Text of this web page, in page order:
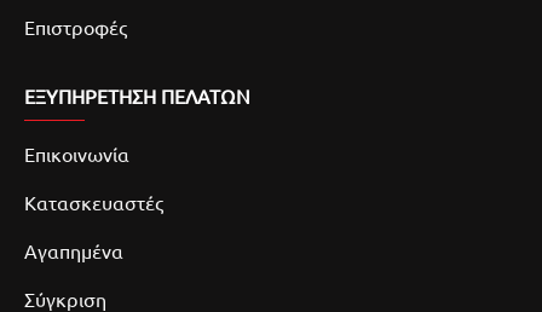
Επιστροφές
ΕΞΥΠΗΡΕΤΗΣΗ ΠΕΛΑΤΩΝ
Επικοινωνία
Κατασκευαστές
Αγαπημένα
Σύγκριση